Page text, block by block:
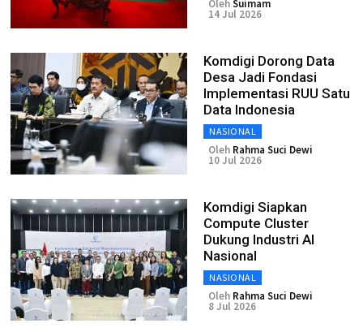
OlehSuimam
14 Jul 2026
Komdigi Dorong Data
Desa Jadi Fondasi
Implementasi RUU Satu
Data Indonesia
NASIONAL
Oleh Rahma Suci Dewi
10 Jul 2026
Komdigi Siapkan
Compute Cluster
Dukung Industri AI
Nasional
NASIONAL
Oleh Rahma Suci Dewi
8 Jul 2026